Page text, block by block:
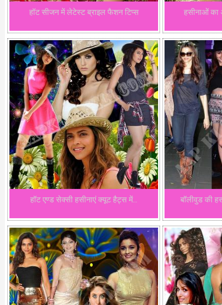
हॉट सीजन में लेटेस्ट ब्राइल फैशन टिप्स हसीनाओं का
हॉट एण्ड सेक्सी हसीनाएं क्यूट हैट्स में... बॉलीवुड की